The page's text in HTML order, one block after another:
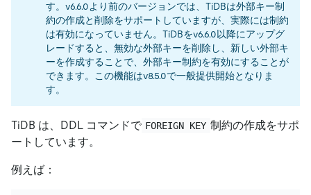
す。v6.6.0より前のバージョンでは、TiDBは外部キー制
約の作成と削除をサポートしていますが、実際には制約
は有効になっていません。TiDBをv6.6.0以降にアップグ
レードすると、無効な外部キーを削除し、新しい外部キ
ーを作成することで、外部キー制約を有効にすることが
できます。この機能はv8.5.0で一般提供開始となりま
す。
TiDB は、DDL コマンドで FOREIGN KEY 制約の作成をサポ
ートしています。
例えば：